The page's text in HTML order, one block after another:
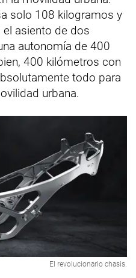
solo 108 kilogramos y
asiento de dos
autonomía de 400
400 kilómetros con
todo para
urbana.
El revolucionario chasis.